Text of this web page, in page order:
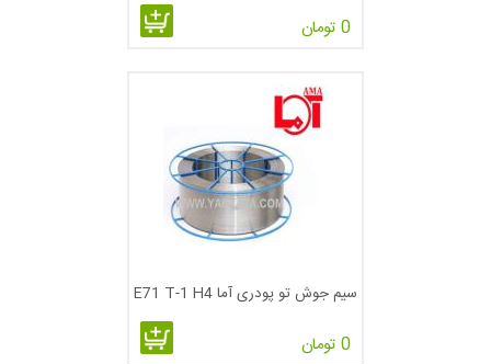
گاز حفاظ خارجی نیاز ندارند. تمام سیستم حفاظ در نتیجه مواد
الکترودهای زیرپودری خودحفاظ برای موقعیت‌های جوشکاری در
فرآیند به اندازه مناسبی اپراتور پسند است و در مواقعی استفاده
می‌شود که گاز حفاظ در حالت بدون مشکلات جوی قرار گرفته و بی
0 تومان
سیم جوش تو پودری آما E71 T-1 H4
0 تومان